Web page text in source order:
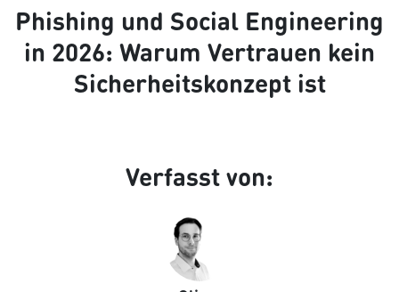
Phishing und Social Engineering
in 2026: Warum Vertrauen kein
Sicherheitskonzept ist
Verfasst von: